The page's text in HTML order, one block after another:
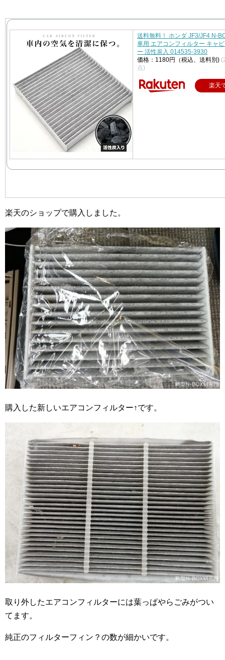
送料無料！ ホンダ JF3/JF4 N-
車用 エアコンフィルター キャ
ー 活性炭入 014535-3930
価格：1180円（税込、送料別)
点)
楽天
楽天のショップで購入しました。
購入した新しいエアコンフィルター↑です。
取り外したエアコンフィルターには葉っぱやらごみがつい
てます。
純正のフィルターフィン？の数が細かいです。